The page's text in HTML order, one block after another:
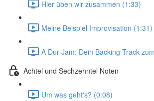
Hier üben wir zusammen (1:33)
Meine Beispiel Improvisation (1:31)
A Dur Jam: Dein Backing Track
Achtel und Sechzehntel Noten
Um was geht's? (0:08)